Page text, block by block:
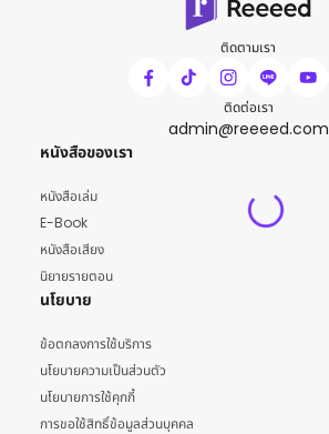
ติดตามเรา
ติดต่อเรา
admin@reeeed.com
หนังสือของเรา
หนังสือเล่ม
E-Book
หนังสือเสียง
นิยายรายตอน
นโยบาย
ข้อตกลงการใช้บริการ
นโยบายความเป็นส่วนตัว
นโยบายการใช้คุกกี้
การขอใช้สิทธิ์ข้อมูลส่วนบุคคล